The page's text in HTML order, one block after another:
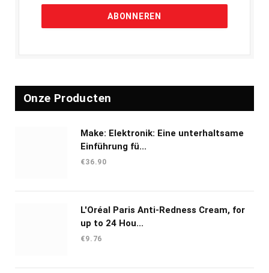
Onze Producten
Make: Elektronik: Eine unterhaltsame
Einführung fü...
€36.90
L'Oréal Paris Anti-Redness Cream, for
up to 24 Hou...
€9.76